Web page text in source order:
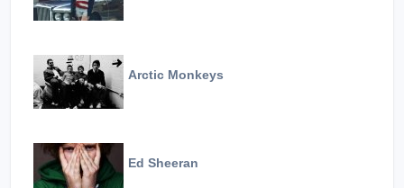
Arctic Monkeys
Ed Sheeran